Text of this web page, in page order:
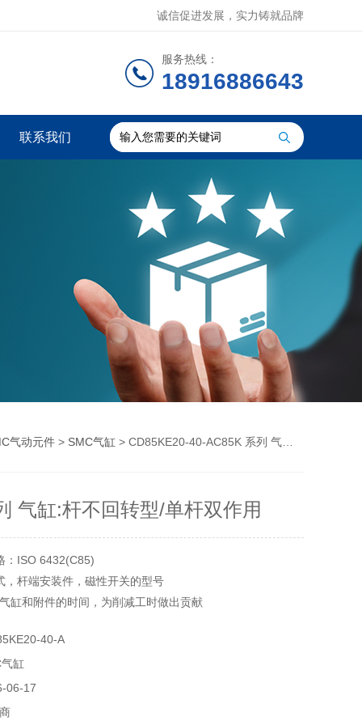
诚信促进发展，实力铸就品牌
服务热线：
18916886643
联系我们
气动元件 > SMC气缸 > CD85KE20-40-AC85K 系列 气缸:杆不回转型/单杆双作用
气缸:杆不回转型/单杆双作用
：ISO 6432(C85)
，杆端安装件，磁性开关的型号
缸和附件的时间，为削减工时做出贡献
的透明化提高了指示灯的可视性
CD85W，CD85K，CD85R
CD75W，CD75K，CD75R
40-A
缸
06-17